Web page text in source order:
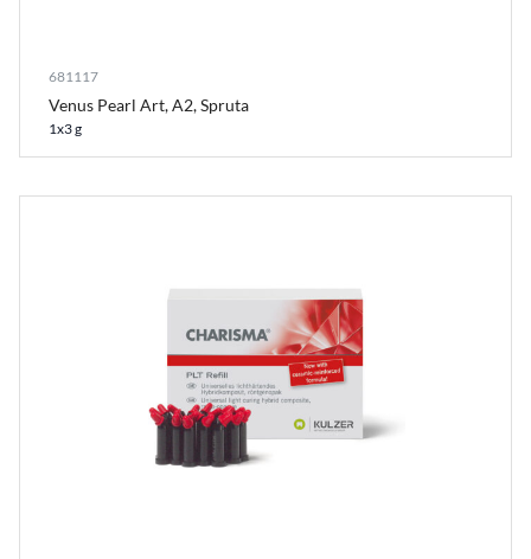
681117
Venus Pearl Art, A2, Spruta
1x3 g